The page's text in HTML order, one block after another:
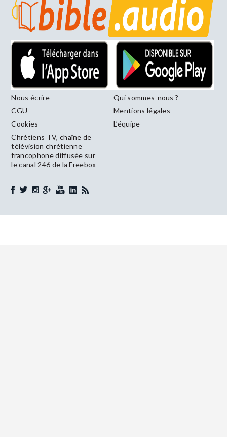
Nous écrire
Qui sommes-nous ?
CGU
Mentions légales
Cookies
L’équipe
Chrétiens TV, chaîne de
télévision chrétienne
francophone diffusée sur
le canal 246 de la Freebox